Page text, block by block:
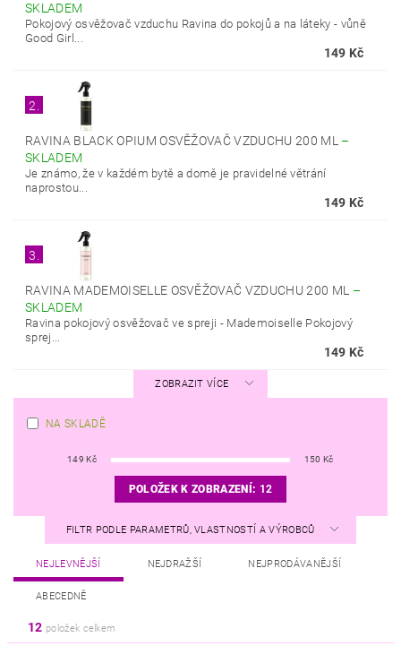
SKLADEM
Pokojový osvěžovač vzduchu Ravina do pokojů a na láteky - vůně
Good Girl...
149 Kč
2.
RAVINA BLACK OPIUM OSVĚŽOVAČ VZDUCHU 200 ML –
SKLADEM
Je známo, že v každém bytě a domě je pravidelné větrání
naprostou...
149 Kč
3.
RAVINA MADEMOISELLE OSVĚŽOVAČ VZDUCHU 200 ML –
SKLADEM
Ravina pokojový osvěžovač ve spreji - Mademoiselle Pokojový
sprej...
149 Kč
ZOBRAZIT VÍCE
NA SKLADĚ
149 Kč 150 Kč
POLOŽEK K ZOBRAZENÍ: 12
FILTR PODLE PARAMETRŮ, VLASTNOSTÍ A VÝROBCŮ
NEJLEVNĚJŠÍ NEJDRAŽŠÍ NEJPRODÁVANĚJŠÍ
ABECEDNĚ
12 položek celkem